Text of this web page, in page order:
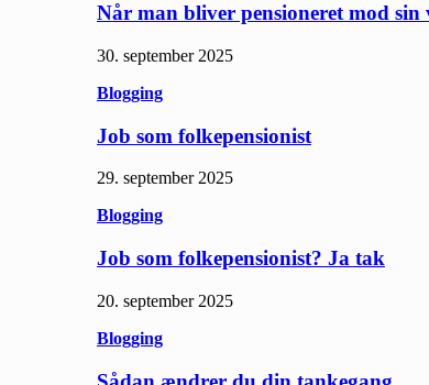
Når man bliver pensioneret mod sin
30. september 2025
Blogging
Job som folkepensionist
29. september 2025
Blogging
Job som folkepensionist? Ja tak
20. september 2025
Blogging